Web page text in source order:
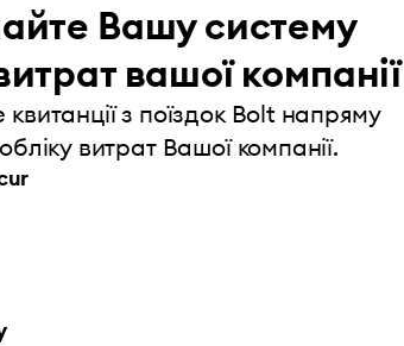
Вашу систему
вашої компанії
з поїздок Bolt напряму
витрат Вашої компанії.